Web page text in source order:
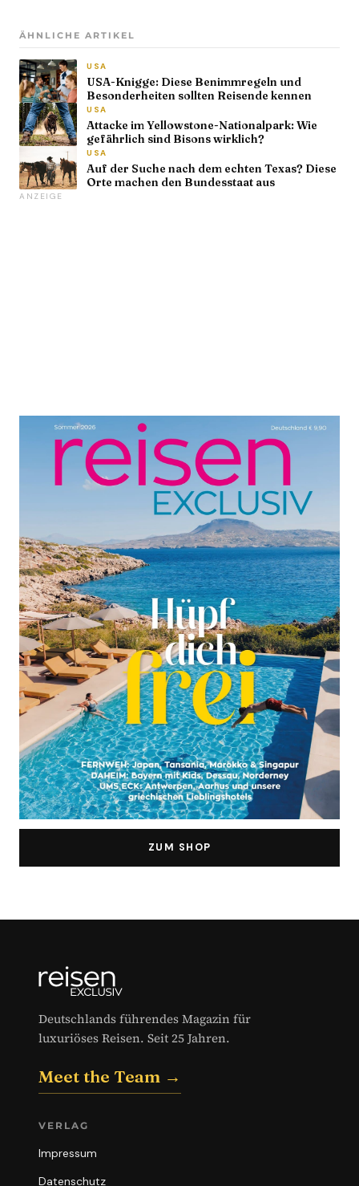
ZUM SHOP
ÄHNLICHE ARTIKEL
USA
USA-Knigge: Diese Benimmregeln und
Besonderheiten sollten Reisende kennen
USA
Attacke im Yellowstone-Nationalpark: Wie
gefährlich sind Bisons wirklich?
USA
Auf der Suche nach dem echten Texas? Diese
Orte machen den Bundesstaat aus
ANZEIGE
Deutschlands führendes Magazin für
luxuriöses Reisen. Seit 25 Jahren.
Meet the Team →
VERLAG
Impressum
Datenschutz